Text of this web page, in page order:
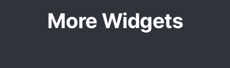
More Widgets